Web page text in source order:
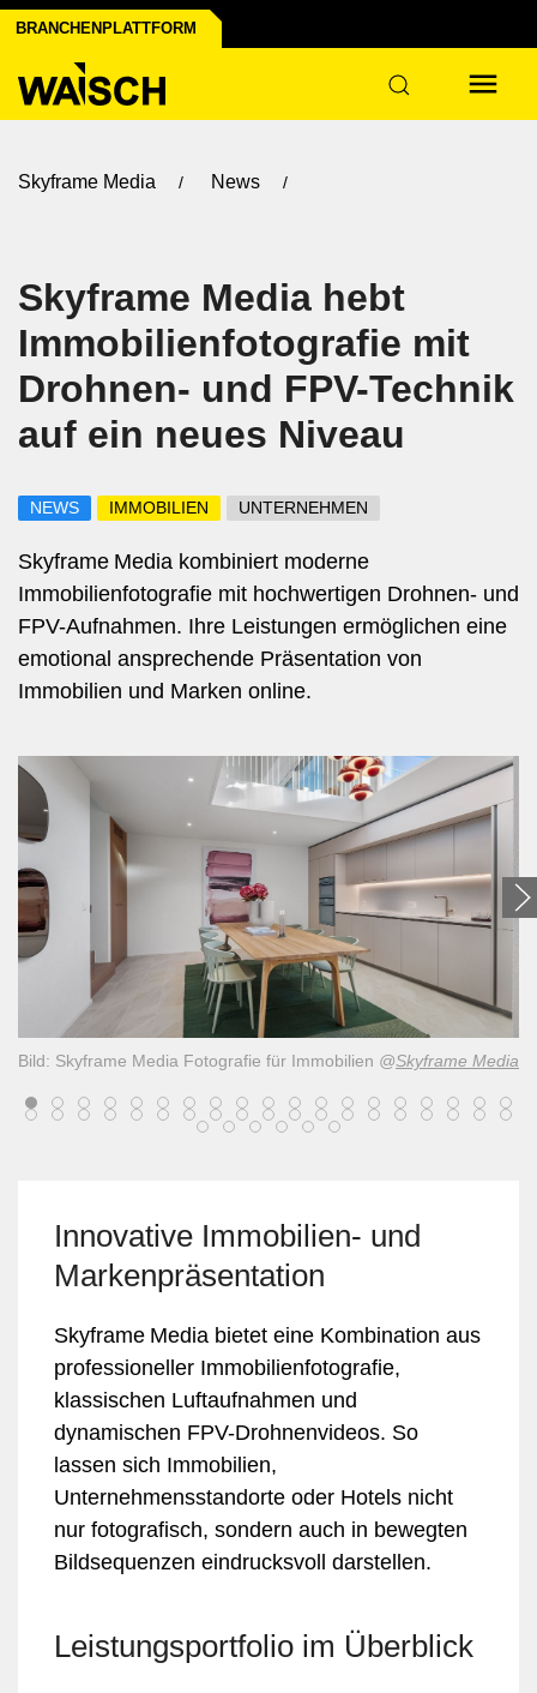
BRANCHENPLATTFORM
Skyframe Media News
Skyframe Media hebt
Immobilienfotografie mit
Drohnen- und FPV-Technik
auf ein neues Niveau
NEWS IMMOBILIEN UNTERNEHMEN
Skyframe Media kombiniert moderne
Immobilienfotografie mit hochwertigen Drohnen- und
FPV-Aufnahmen. Ihre Leistungen ermöglichen eine
emotional ansprechende Präsentation von
Immobilien und Marken online.
Bild: Skyframe Media Fotografie für Immobilien @Skyframe Media
Innovative Immobilien- und
Markenpräsentation
Skyframe Media bietet eine Kombination aus
professioneller Immobilienfotografie,
klassischen Luftaufnahmen und
dynamischen FPV-Drohnenvideos. So
lassen sich Immobilien,
Unternehmensstandorte oder Hotels nicht
nur fotografisch, sondern auch in bewegten
Bildsequenzen eindrucksvoll darstellen.
Leistungsportfolio im Überblick